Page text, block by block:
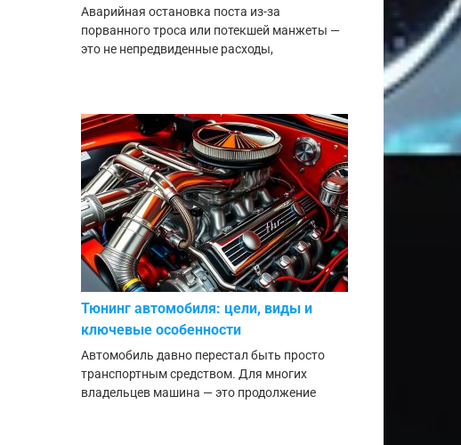
Аварийная остановка поста из-за
порванного троса или потекшей манжеты —
это не непредвиденные расходы,
Тюнинг автомобиля: цели, виды и
ключевые особенности
Автомобиль давно перестал быть просто
транспортным средством. Для многих
владельцев машина — это продолжение